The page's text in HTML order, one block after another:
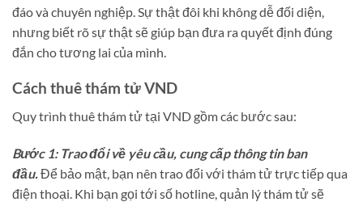
đáo và chuyên nghiệp. Sự thật đôi khi không dễ đối diện,
nhưng biết rõ sự thật sẽ giúp bạn đưa ra quyết định đúng
đắn cho tương lai của mình.
Cách thuê thám tử VND
Quy trình thuê thám tử tại VND gồm các bước sau:
Bước 1: Trao đổi về yêu cầu, cung cấp thông tin ban
đầu. Để bảo mật, bạn nên trao đổi với thám tử trực tiếp qua
điện thoại. Khi bạn gọi tới số hotline, quản lý thám tử sẽ